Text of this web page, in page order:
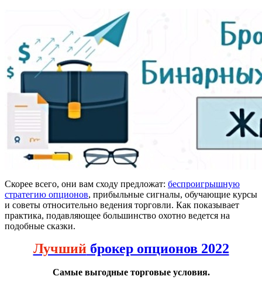
Скорее всего, они вам сходу предложат: беспроигрышную
стратегию опционов, прибыльные сигналы, обучающие курсы
и советы относительно ведения торговли. Как показывает
практика, подавляющее большинство охотно ведется на
подобные сказки.
Лучшийброкер опционов 2022
Самые выгодные торговые условия.